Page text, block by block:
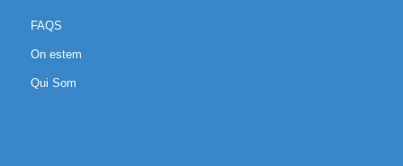
FAQS
On estem
Qui Som